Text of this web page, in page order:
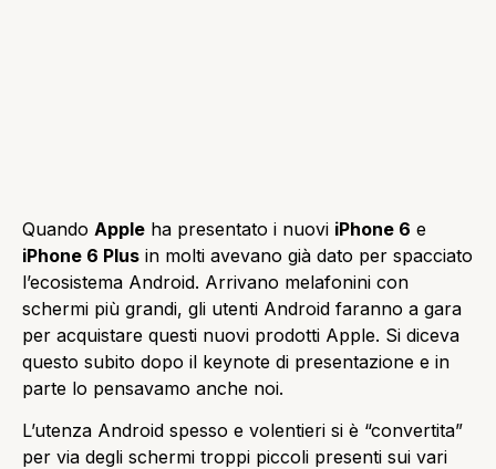
Quando Apple ha presentato i nuovi iPhone 6 e
iPhone 6 Plus in molti avevano già dato per spacciato
l’ecosistema Android. Arrivano melafonini con
schermi più grandi, gli utenti Android faranno a gara
per acquistare questi nuovi prodotti Apple. Si diceva
questo subito dopo il keynote di presentazione e in
parte lo pensavamo anche noi.
L’utenza Android spesso e volentieri si è “convertita”
per via degli schermi troppi piccoli presenti sui vari